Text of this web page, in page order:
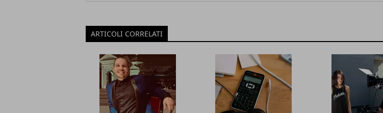
ARTICOLI CORRELATI